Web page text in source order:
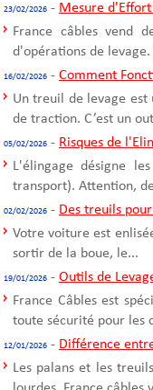
23/02/2026 - Mesure
France câbles vend
d'opérations de
16/02/2026 - Comment
Un treuil de levage
de traction. C’est un
05/02/2026 - Risques de
L'élingage désigne
transport). Attention,
02/02/2026 - Des treuils
Votre voiture est
sortir de la boue, le...
19/01/2026 - Outils de
France Câbles est
toute sécurité pour les
12/01/2026 - Différence
Les palans et les